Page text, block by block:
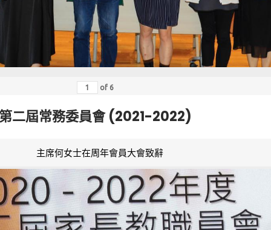
of 6
二屆常務委員會 (2021-2022)
主席何女士在周年會員大會致辭